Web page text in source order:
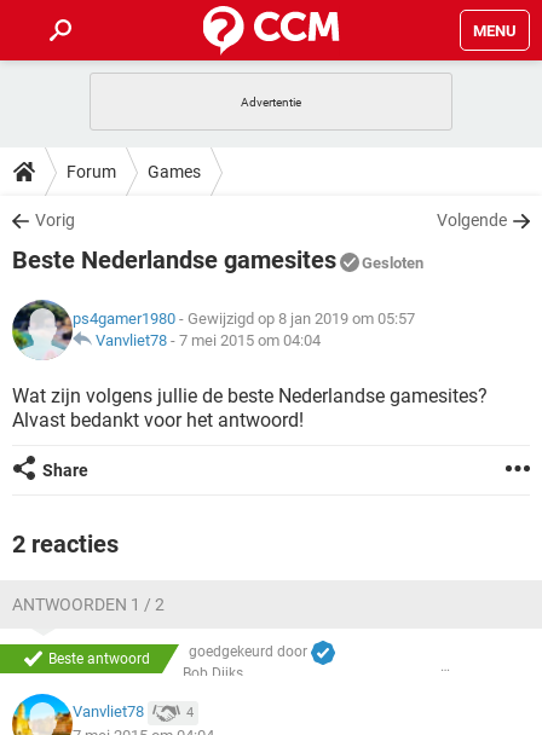
MENU
INSTAGRAM
NETFLIX
GRATIS SNAPCHAT
TIKTOK
HOW-TO
VIDEOBELLEN
GRATIS SNAPCHAT
TIKTOK
DOWNLOADS
VIDEOBELLEN GAMES
INSTAGRAM
NETFLIX CORONAVIRUS
GRATIS SNAPCHAT
TIKTOK
VIDEOBELLEN GAMES
INSTAGRAM
NETFLIX CORONAVIRUS
ARTIKELEN
VIDEOBELLEN GAMES
INSTAGRAM WINDOWS 10
NETFLIX
TIKTOK
Forum Games
Vorig Volgende
Beste Nederlandse gamesites Gesloten
ps4gamer1980 - Gewijzigd op 8 jan 2019 om 05:57
Vanvliet78 - 7 mei 2015 om 04:04
Wat zijn volgens jullie de beste Nederlandse gamesites?
Alvast bedankt voor het antwoord!
Share
2 reacties
ANTWOORDEN 1 / 2
Beste antwoord
goedgekeurd door
Bob Dijks
Vanvliet78 4